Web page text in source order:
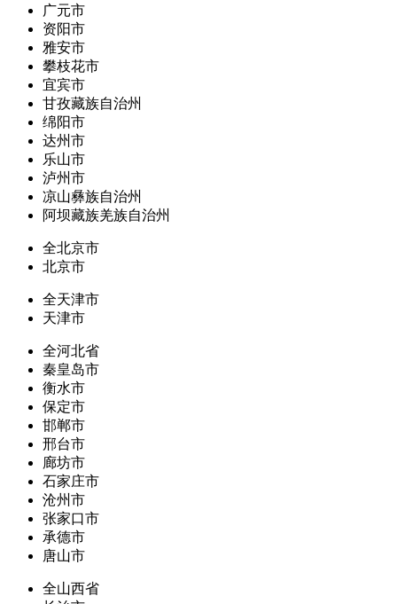
广元市
资阳市
雅安市
攀枝花市
宜宾市
甘孜藏族自治州
绵阳市
达州市
乐山市
泸州市
凉山彝族自治州
阿坝藏族羌族自治州
全北京市
北京市
全天津市
天津市
全河北省
秦皇岛市
衡水市
保定市
邯郸市
邢台市
廊坊市
石家庄市
沧州市
张家口市
承德市
唐山市
全山西省